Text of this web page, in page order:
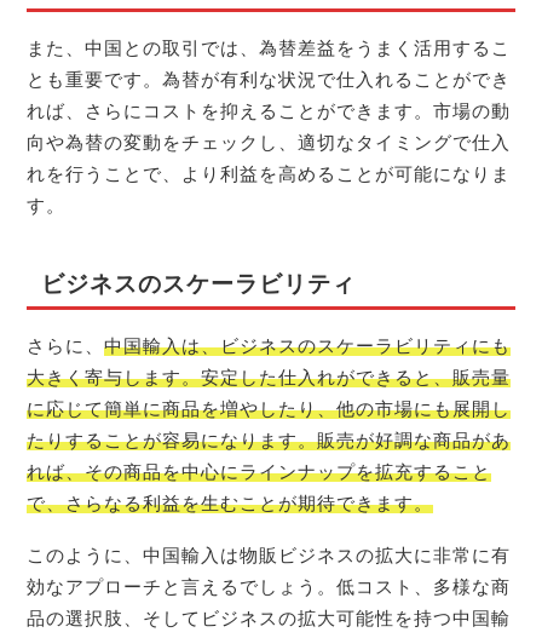
また、中国との取引では、為替差益をうまく活用するこ
とも重要です。為替が有利な状況で仕入れることができ
れば、さらにコストを抑えることができます。市場の動
向や為替の変動をチェックし、適切なタイミングで仕入
れを行うことで、より利益を高めることが可能になりま
す。
ビジネスのスケーラビリティ
さらに、中国輸入は、ビジネスのスケーラビリティにも
大きく寄与します。安定した仕入れができると、販売量
に応じて簡単に商品を増やしたり、他の市場にも展開し
たりすることが容易になります。販売が好調な商品があ
れば、その商品を中心にラインナップを拡充すること
で、さらなる利益を生むことが期待できます。
このように、中国輸入は物販ビジネスの拡大に非常に有
効なアプローチと言えるでしょう。低コスト、多様な商
品の選択肢、そしてビジネスの拡大可能性を持つ中国輸